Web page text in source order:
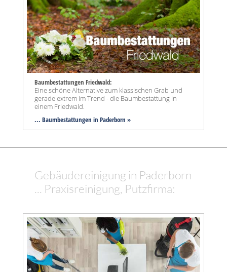
Baumbestattungen Friedwald:
Eine schöne Alternative zum klassischen Grab und
gerade extrem im Trend - die Baumbestattung in
einem Friedwald.
... Baumbestattungen in Paderborn »
Gebäudereinigung in Paderborn
... Praxisreinigung, Putzfirma: